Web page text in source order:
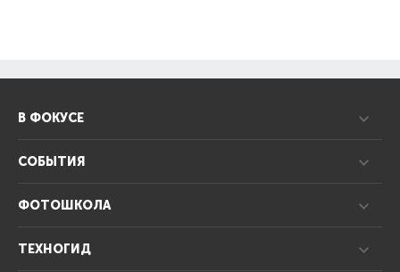
В ФОКУСЕ
СОБЫТИЯ
ФОТОШКОЛА
ТЕХНОГИД